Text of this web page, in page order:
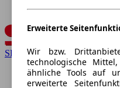
SEAT
Erweiterte
Wir bzw.
technologische
ähnliche Tools auf
erweiterte